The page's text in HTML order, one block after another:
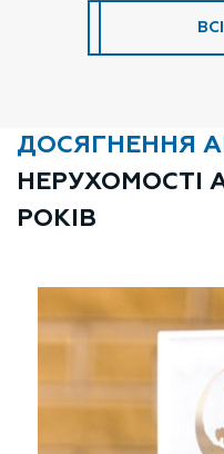
ДОСЯГНЕННЯ
НЕРУХОМОСТІ
РОКІВ